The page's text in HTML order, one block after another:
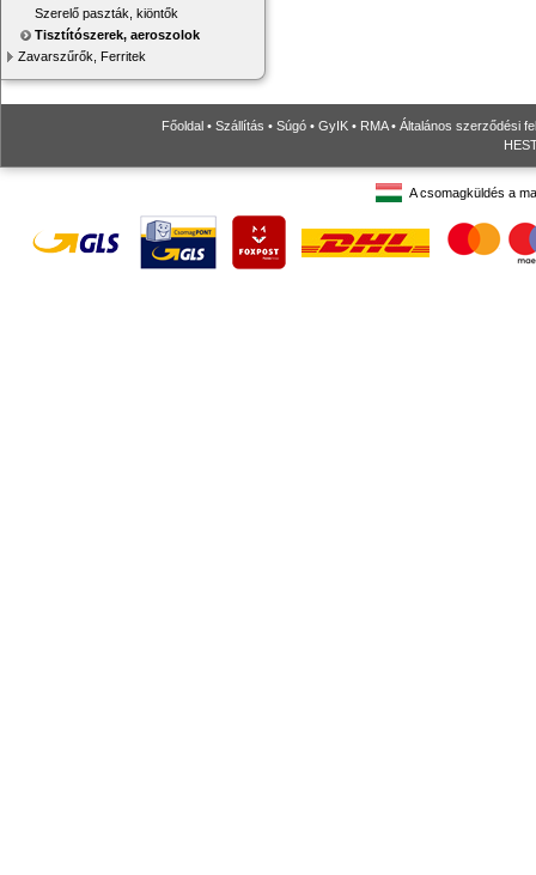
Szerelő paszták, kiöntők
Tisztítószerek, aeroszolok
Zavarszűrők, Ferritek
Főoldal • Szállítás • Súgó • GyIK • RMA• Általános szerződési
A csomagküldés a